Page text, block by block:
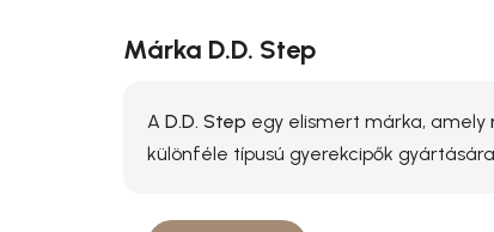
Márka D.D. Step
A D.D. Step egy elismert márka, amely
különféle típusú gyerekcipők